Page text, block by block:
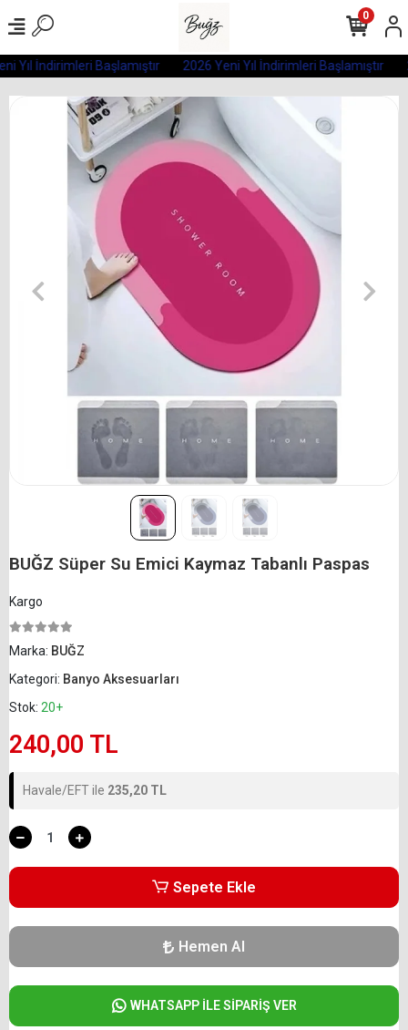
Yıl İndirimleri Başlamıştır 2026 Yeni Yıl İndirimleri Başlamıştır
0
BUĞZ Süper Su Emici Kaymaz Tabanlı Paspas
Kargo
Marka: BUĞZ
Kategori: Banyo Aksesuarları
Stok: 20+
240,00 TL
Havale/EFT ile 235,20 TL
Sepete Ekle
Hemen Al
WHATSAPP İLE SİPARİŞ VER